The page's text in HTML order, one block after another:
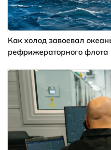
Как холод завоевал
рефрижераторного флота